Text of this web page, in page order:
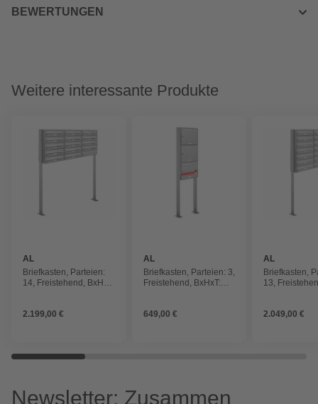
BEWERTUNGEN
Weitere interessante Produkte
AL
BRIEFKASTENSYSTEME
Briefkasten, Parteien:
14, Freistehend, BxHxT:
2.199,00 €
AL
BRIEFKASTENSYSTEME
Briefkasten, Parteien: 3,
Freistehend, BxHxT:
649,00 €
AL
Briefkasten,
13,
2.049,00 €
Newsletter: Zusammen